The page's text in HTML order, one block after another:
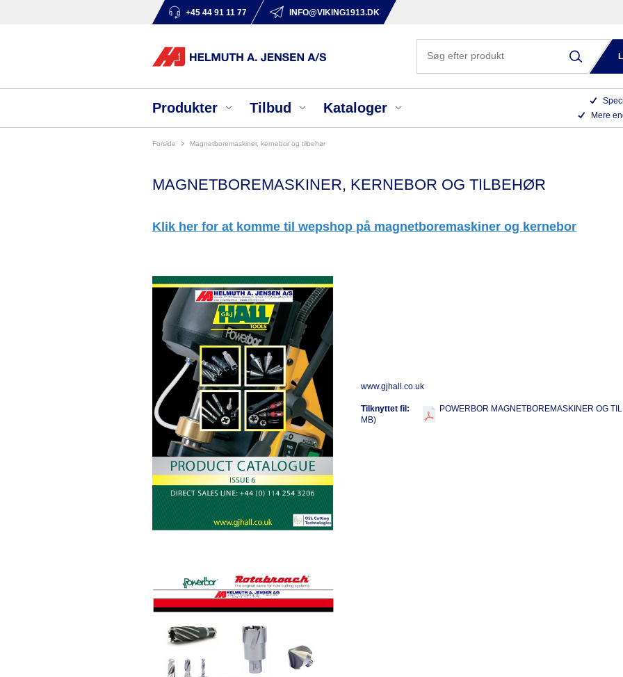
+45 44 91 11 77 INFO@VIKING1913.DK
Produkter Tilbud Kataloger
Mere
Forside magnetboremaskiner, kernebor og tilbehør
MAGNETBOREMASKINER, KERNEBOR OG TILBEHØR
Klik her for at komme til wepshop på magnetboremaskiner og kernebor
www.gjhall.co.uk
Tilknyttet fil:
POWERBOR MAGNETBOREMASKINER OG
MB)